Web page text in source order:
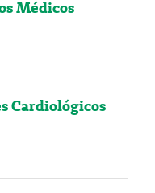
Médicos
Cardiológicos